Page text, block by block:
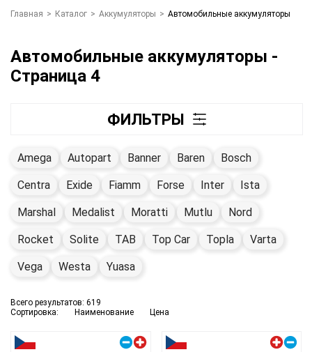
Главная > Каталог > Аккумуляторы > Автомобильные аккумуляторы
Автомобильные аккумуляторы -
Страница 4
ФИЛЬТРЫ
Amega Autopart Banner Baren Bosch
Centra Exide Fiamm Forse Inter Ista
Marshal Medalist Moratti Mutlu Nord
Rocket Solite TAB Top Car Topla Varta
Vega Westa Yuasa
Сортировка: Наименование Цена
Всего результатов: 619